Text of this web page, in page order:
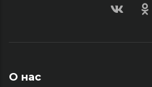
О нас